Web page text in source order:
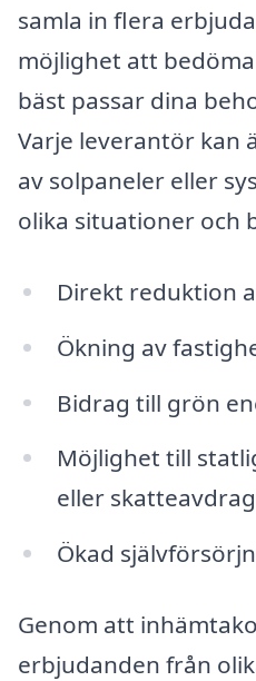
samla in flera
möjlighet att
bäst passar dina
Varje leverantör kan
av solpaneler eller
olika situationer och
Direkt reduktion
Ökning av
Bidrag till grön
Möjlighet till
eller skatteavdrag
Ökad
Genom att
erbjudanden från